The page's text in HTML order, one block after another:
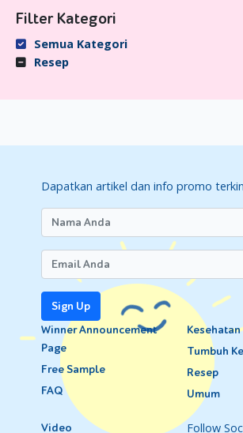
Filter Kategori
Semua Kategori
Resep
Dapatkan artikel dan info promo
Sign Up
Winner Announcement
Page
Free Sample
FAQ
Kesehatan
Tumbuh
Resep
Umum
Video
Follow